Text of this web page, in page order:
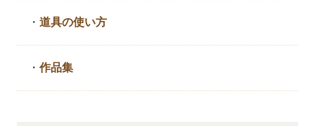
・道具の使い方
・作品集